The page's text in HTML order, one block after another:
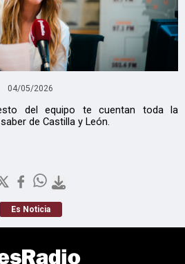
04/05/2026
del equipo te cuentan toda la
de Castilla y León.
Es Noticia